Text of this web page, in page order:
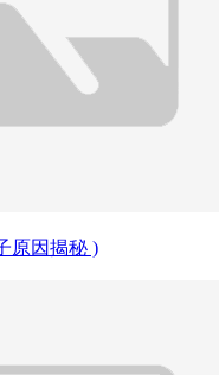
原因揭秘 )